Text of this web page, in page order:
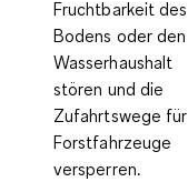
Fruchtbarkeit des
Bodens oder den
Wasserhaushalt
stören und die
Zufahrtswege für
Forstfahrzeuge
versperren.